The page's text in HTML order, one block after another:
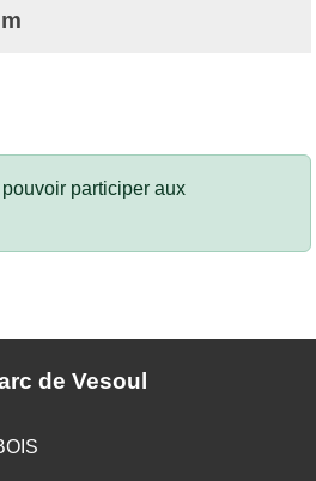
participer aux
de Vesoul